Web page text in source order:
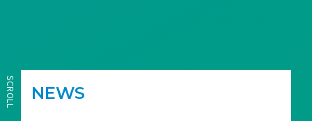
SCROLL NEWS